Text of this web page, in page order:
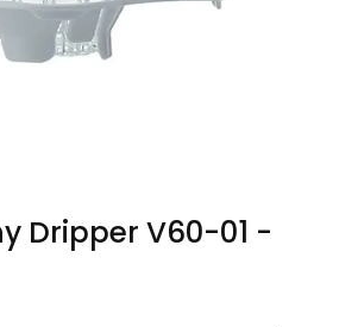
Dripper V60-01 -